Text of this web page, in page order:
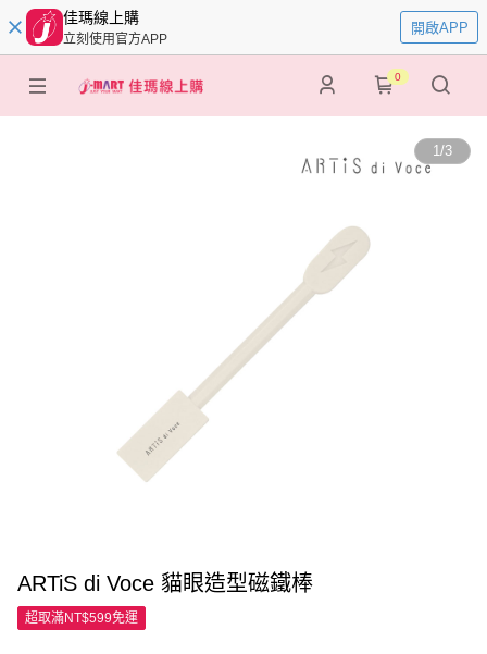
佳瑪線上購
立刻使用官方APP
開啟APP
0
1/3
ARTiS di Voce 貓眼造型磁鐵棒
超取滿NT$599免運